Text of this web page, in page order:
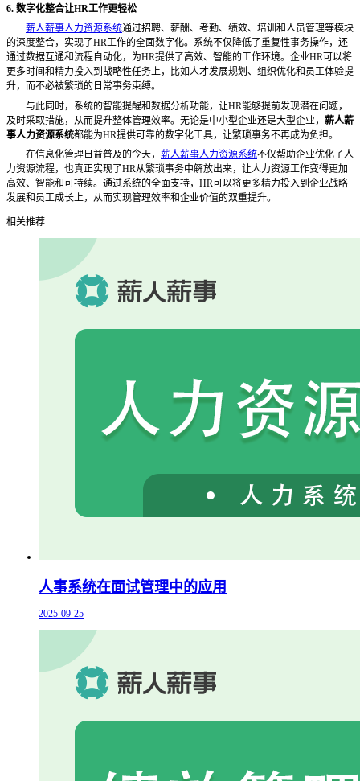
6. 数字化整合让HR工作更轻松
薪人薪事人力资源系统通过招聘、薪酬、考勤、绩效、培训和人员管理等模块
的深度整合，实现了HR工作的全面数字化。系统不仅降低了重复性事务操作，还
通过数据互通和流程自动化，为HR提供了高效、智能的工作环境。企业HR可以将
更多时间和精力投入到战略性任务上，比如人才发展规划、组织优化和员工体验提
升，而不必被繁琐的日常事务束缚。
与此同时，系统的智能提醒和数据分析功能，让HR能够提前发现潜在问题，
及时采取措施，从而提升整体管理效率。无论是中小型企业还是大型企业， 薪人薪
事人力资源系统都能为HR提供可靠的数字化工具，让繁琐事务不再成为负担。
在信息化管理日益普及的今天， 薪人薪事人力资源系统不仅帮助企业优化了人
力资源流程，也真正实现了HR从繁琐事务中解放出来，让人力资源工作变得更加
高效、智能和可持续。通过系统的全面支持，HR可以将更多精力投入到企业战略
发展和员工成长上，从而实现管理效率和企业价值的双重提升。
相关推荐
人事系统在面试管理中的应用
2025-09-25